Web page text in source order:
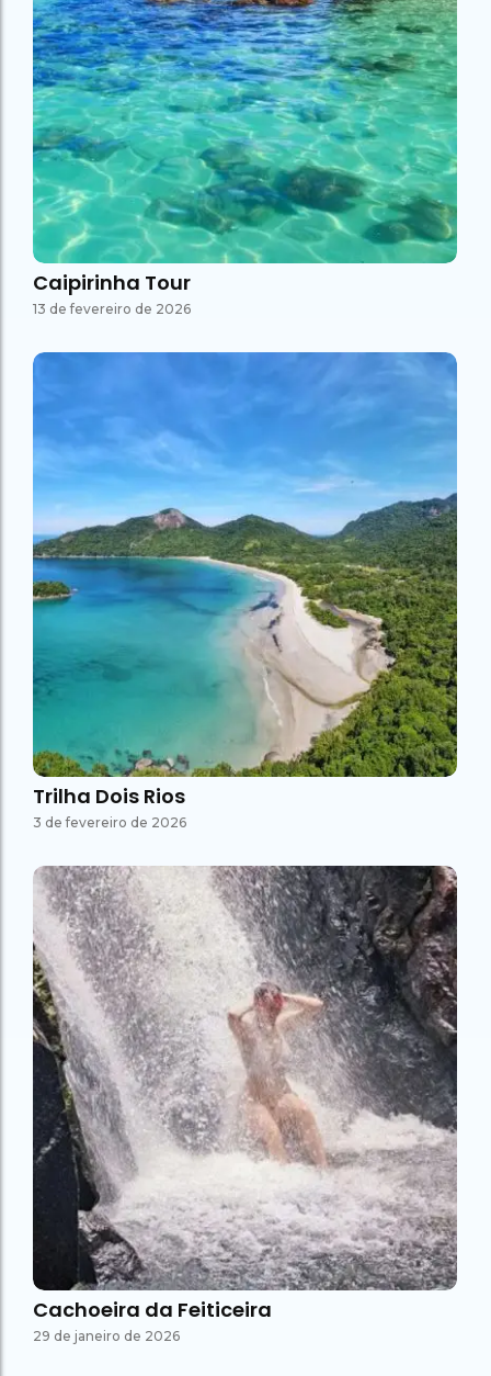
Caipirinha Tour
13 de fevereiro de 2026
Trilha Dois Rios
3 de fevereiro de 2026
Cachoeira da Feiticeira
29 de janeiro de 2026